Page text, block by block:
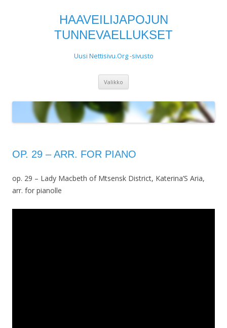
HAAVEILIJAPOJUN
TUNNEVAELLUKSET
Uusi Nettisivu.Org -sivusto
Valikko
OP. 29 – ARR. FOR PIANO
op. 29 – Lady Macbeth of Mtsensk District, Katerina’S Aria,
arr. for pianolle